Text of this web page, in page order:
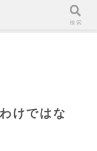
けではな
検索